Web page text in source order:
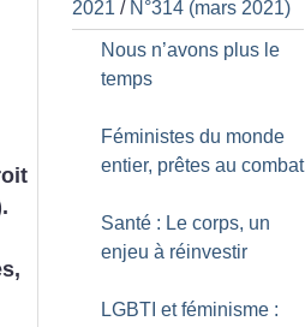
2021 / N°314 (mars 2021)
Nous n’avons plus le
temps
Féministes du monde
entier, prêtes au combat
Santé : Le corps, un
enjeu à réinvestir
LGBTI et féminisme :